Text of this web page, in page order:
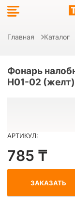
Главная Каталог
Фонарь
H01-02 (желт)
АРТИКУЛ:
785 ₸
ЗАКАЗАТЬ